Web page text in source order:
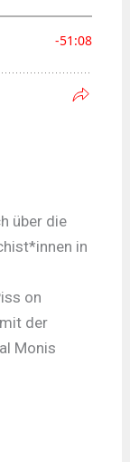
über die
in
on
der
Monis